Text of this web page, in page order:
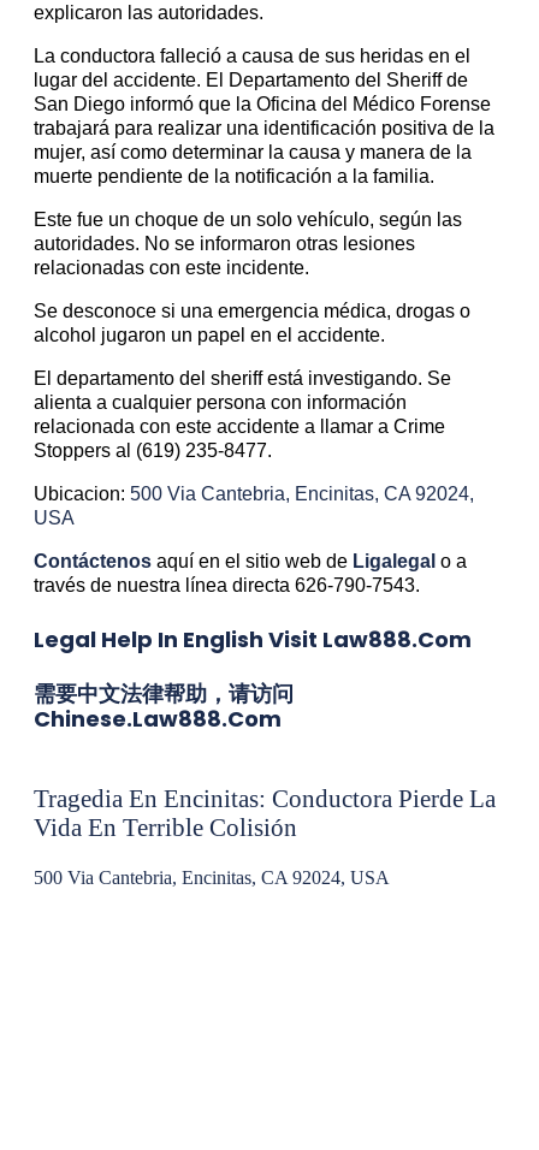
explicaron las autoridades.
La conductora falleció a causa de sus heridas en el
lugar del accidente. El Departamento del Sheriff de
San Diego informó que la Oficina del Médico Forense
trabajará para realizar una identificación positiva de la
mujer, así como determinar la causa y manera de la
muerte pendiente de la notificación a la familia.
Este fue un choque de un solo vehículo, según las
autoridades. No se informaron otras lesiones
relacionadas con este incidente.
Se desconoce si una emergencia médica, drogas o
alcohol jugaron un papel en el accidente.
El departamento del sheriff está investigando. Se
alienta a cualquier persona con información
relacionada con este accidente a llamar a Crime
Stoppers al (619) 235-8477.
Ubicacion: 500 Via Cantebria, Encinitas, CA 92024,
USA
Contáctenos aquí en el sitio web de Ligalegal o a
través de nuestra línea directa 626-790-7543.
Legal Help In English Visit Law888.com
需要中文法律帮助，请访问
Chinese.law888.com
Tragedia En Encinitas: Conductora Pierde La
Vida En Terrible Colisión
500 Via Cantebria, Encinitas, CA 92024, USA